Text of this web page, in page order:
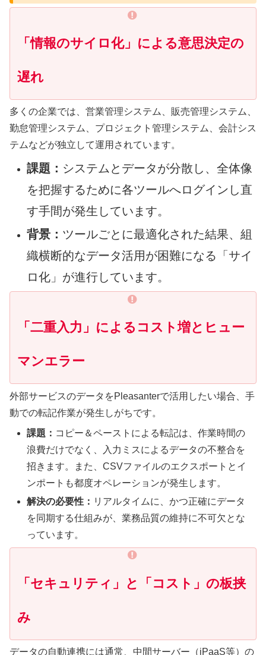
「情報のサイロ化」による意思決定の
遅れ
多くの企業では、営業管理システム、販売管理システム、
勤怠管理システム、プロジェクト管理システム、会計シス
テムなどが独立して運用されています。
課題： システムとデータが分散し、全体像
を把握するために各ツールへログインし直
す手間が発生しています。
背景： ツールごとに最適化された結果、組
織横断的なデータ活用が困難になる「サイ
ロ化」が進行しています。
「二重入力」によるコスト増とヒュー
マンエラー
外部サービスのデータをPleasanterで活用したい場合、手
動での転記作業が発生しがちです。
課題： コピー＆ペーストによる転記は、作業時間の
浪費だけでなく、入力ミスによるデータの不整合を
招きます。また、CSVファイルのエクスポートとイ
ンポートも都度オペレーションが発生します。
解決の必要性： リアルタイムに、かつ正確にデータ
を同期する仕組みが、業務品質の維持に不可欠とな
っています。
「セキュリティ」と「コスト」の板挟
み
データの自動連携には通常、中間サーバー（iPaaS等）の